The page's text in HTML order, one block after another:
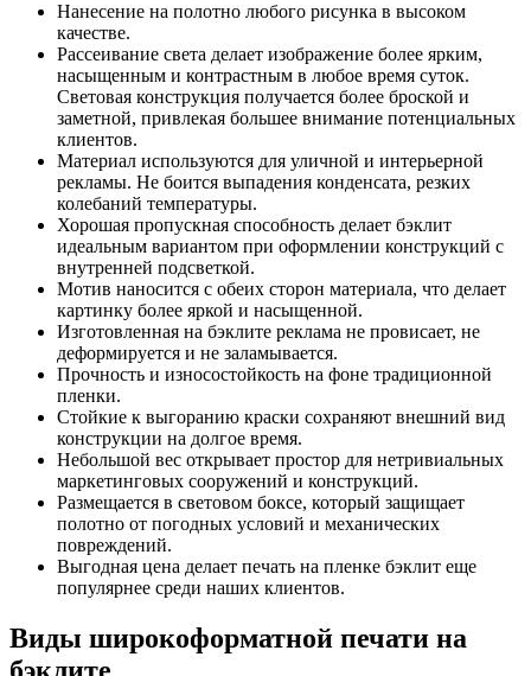
Нанесение на полотно любого рисунка в высоком
качестве.
Рассеивание света делает изображение более ярким,
насыщенным и контрастным в любое время суток.
Световая конструкция получается более броской и
заметной, привлекая большее внимание потенциальных
клиентов.
Материал используются для уличной и интерьерной
рекламы. Не боится выпадения конденсата, резких
колебаний температуры.
Хорошая пропускная способность делает бэклит
идеальным вариантом при оформлении конструкций с
внутренней подсветкой.
Мотив наносится с обеих сторон материала, что делает
картинку более яркой и насыщенной.
Изготовленная на бэклите реклама не провисает, не
деформируется и не заламывается.
Прочность и износостойкость на фоне традиционной
пленки.
Стойкие к выгоранию краски сохраняют внешний вид
конструкции на долгое время.
Небольшой вес открывает простор для нетривиальных
маркетинговых сооружений и конструкций.
Размещается в световом боксе, который защищает
полотно от погодных условий и механических
повреждений.
Выгодная цена делает печать на пленке бэклит еще
популярнее среди наших клиентов.
Виды широкоформатной печати на